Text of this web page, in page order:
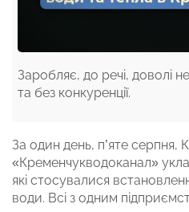
Заробляє, до речі, доволі
та без конкуренції.
За один день, п’яте серпня,
«Кременчукводоканал»
які стосувалися
води. Всі з одним